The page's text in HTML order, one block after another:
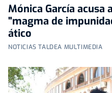
Mónica García acusa
"magma de
ático
NOTICIAS TALDEA MULTIMEDIA